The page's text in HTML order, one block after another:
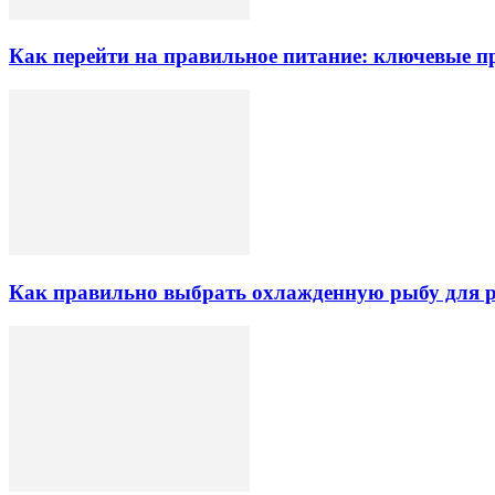
Как перейти на правильное питание: ключевые
Как правильно выбрать охлажденную рыбу для